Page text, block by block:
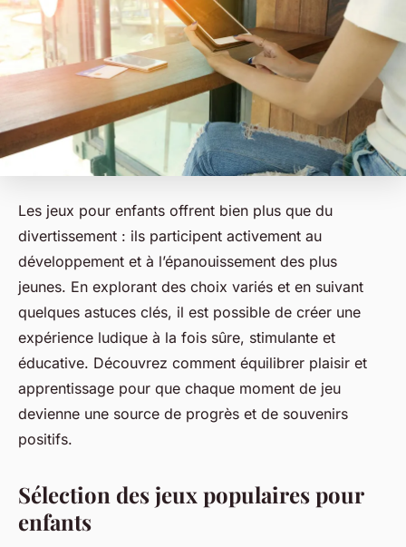
Les jeux pour enfants offrent bien plus que du
divertissement : ils participent activement au
développement et à l’épanouissement des plus
jeunes. En explorant des choix variés et en suivant
quelques astuces clés, il est possible de créer une
expérience ludique à la fois sûre, stimulante et
éducative. Découvrez comment équilibrer plaisir et
apprentissage pour que chaque moment de jeu
devienne une source de progrès et de souvenirs
positifs.
Sélection des jeux populaires pour
enfants